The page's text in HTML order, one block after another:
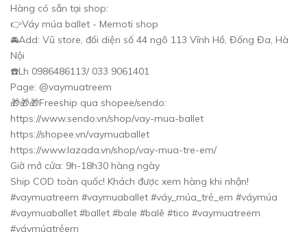
Hàng có sẵn tại shop:
👉Váy múa ballet - Memoti shop
🚘Add: Vũ store, đối diện số 44 ngõ 113 Vĩnh Hồ, Đống Đa, Hà
Nội
☎️Lh 0986486113/ 033 9061401
Page: @vaymuatreem
🎁🎁🎁Freeship qua shopee/sendo:
https://www.sendo.vn/shop/vay-mua-ballet
https://shopee.vn/vaymuaballet
https://www.lazada.vn/shop/vay-mua-tre-em/
Giờ mở cửa: 9h-18h30 hàng ngày
Ship COD toàn quốc! Khách được xem hàng khi nhận!
#vaymuatreem #vaymuaballet #váy_múa_trẻ_em #váymúa
#vaymuaballet #ballet #bale #balê #tico #vaymuatreem
#váymúatrẻem